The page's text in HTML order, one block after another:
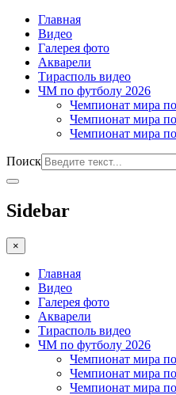
Главная
Видео
Галерея фото
Акварели
Тирасполь видео
ЧМ по футболу 2026
Чемпионат мира
Чемпионат мира
Чемпионат мира
Поиск
Sidebar
×
Главная
Видео
Галерея фото
Акварели
Тирасполь видео
ЧМ по футболу 2026
Чемпионат мира
Чемпионат мира
Чемпионат мира